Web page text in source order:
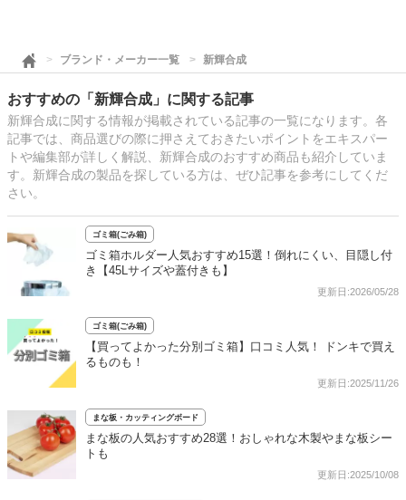
ブランド・メーカー一覧 新輝合成
おすすめの「新輝合成」に関する記事
新輝合成に関する情報が掲載されている記事の一覧になります。各
記事では、商品選びの際に押さえておきたいポイントをエキスパー
トや編集部が詳しく解説、新輝合成のおすすめ商品も紹介していま
す。新輝合成の製品を探している方は、ぜひ記事を参考にしてくだ
さい。
ゴミ箱(ごみ箱)
ゴミ箱ホルダー人気おすすめ15選！倒れにくい、目隠し付
き【45Lサイズや蓋付きも】
更新日:2026/05/28
ゴミ箱(ごみ箱)
【買ってよかった分別ゴミ箱】口コミ人気！ ドンキで買え
るものも！
更新日:2025/11/26
まな板・カッティングボード
まな板の人気おすすめ28選！おしゃれな木製やまな板シー
トも
更新日:2025/10/08